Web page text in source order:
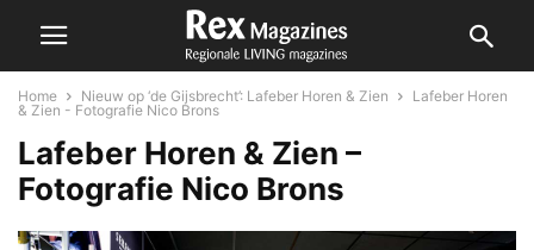
Home Nieuw op ‘de Gijsbrecht’: Lafeber Horen & Zien
Lafeber Horen
& Zien - Fotografie Nico Brons
Lafeber Horen & Zien –
Fotografie Nico Brons